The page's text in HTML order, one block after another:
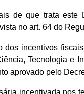
de que trata este
no art. 64 do
dos incentivos
Tecnologia e
aprovado pelo
incentivada nos